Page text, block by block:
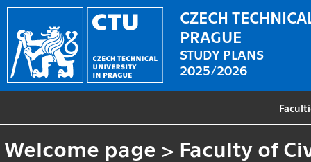
CZECH
PRAGUE
STUDY PLANS
2025/2026
Welcome page > Faculty of